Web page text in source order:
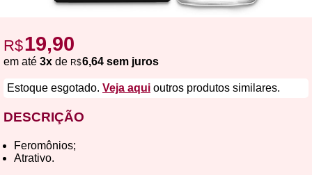
R$19,90
em até 3x de R$6,64 sem juros
Estoque esgotado. Veja aqui outros produtos similares.
DESCRIÇÃO
Feromônios;
Atrativo.